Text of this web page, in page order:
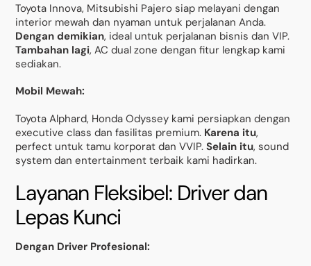
Toyota Innova, Mitsubishi Pajero siap melayani dengan
interior mewah dan nyaman untuk perjalanan Anda.
Dengan demikian, ideal untuk perjalanan bisnis dan VIP.
Tambahan lagi, AC dual zone dengan fitur lengkap kami
sediakan.
Mobil Mewah:
Toyota Alphard, Honda Odyssey kami persiapkan dengan
executive class dan fasilitas premium. Karena itu,
perfect untuk tamu korporat dan VVIP.Selain itu, sound
system dan entertainment terbaik kami hadirkan.
Layanan Fleksibel: Driver dan
Lepas Kunci
Dengan Driver Profesional: